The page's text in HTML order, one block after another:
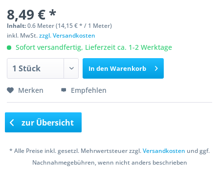
8,49 € *
Inhalt:0.6 Meter (14,15 € * / 1 Meter)
inkl. MwSt.zzgl. Versandkosten
Sofort versandfertig, Lieferzeit ca. 1-2 Werktage
In den Warenkorb
Merken Empfehlen
zur Übersicht
* Alle Preise inkl. gesetzl. Mehrwertsteuer zzgl.Versandkosten und ggf.
Nachnahmegebühren, wenn nicht anders beschrieben